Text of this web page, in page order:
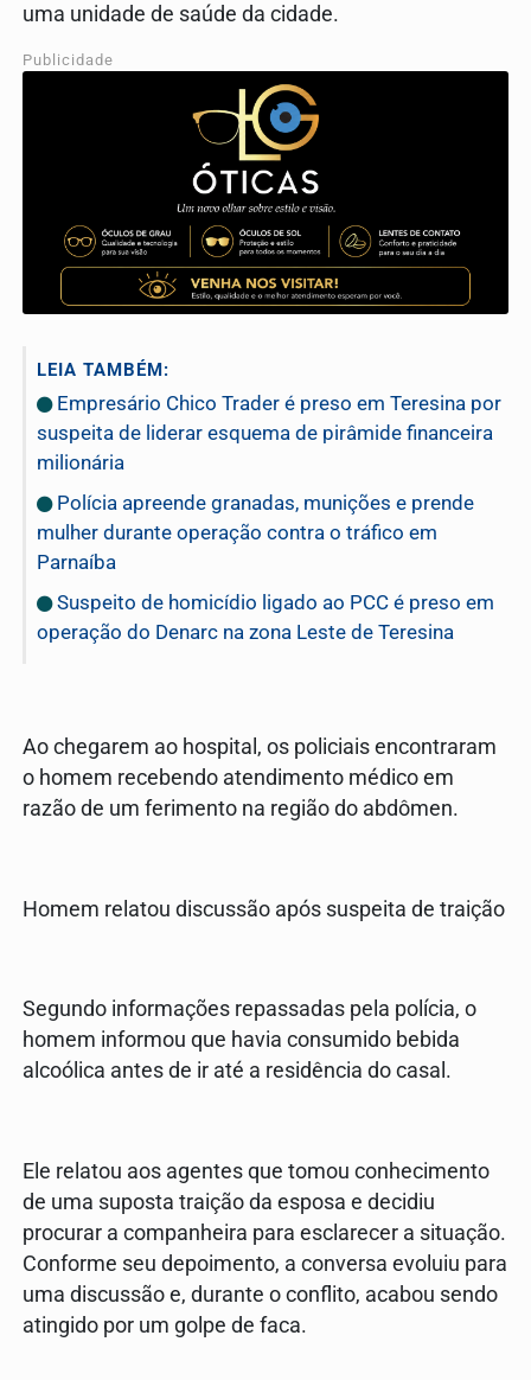
uma unidade de saúde da cidade.
Publicidade
LEIA TAMBÉM:
Empresário Chico Trader é preso em Teresina por
suspeita de liderar esquema de pirâmide financeira
milionária
Polícia apreende granadas, munições e prende
mulher durante operação contra o tráfico em
Parnaíba
Suspeito de homicídio ligado ao PCC é preso em
operação do Denarc na zona Leste de Teresina
Ao chegarem ao hospital, os policiais encontraram
o homem recebendo atendimento médico em
razão de um ferimento na região do abdômen.
Homem relatou discussão após suspeita de traição
Segundo informações repassadas pela polícia, o
homem informou que havia consumido bebida
alcoólica antes de ir até a residência do casal.
Ele relatou aos agentes que tomou conhecimento
de uma suposta traição da esposa e decidiu
procurar a companheira para esclarecer a situação.
Conforme seu depoimento, a conversa evoluiu para
uma discussão e, durante o conflito, acabou sendo
atingido por um golpe de faca.